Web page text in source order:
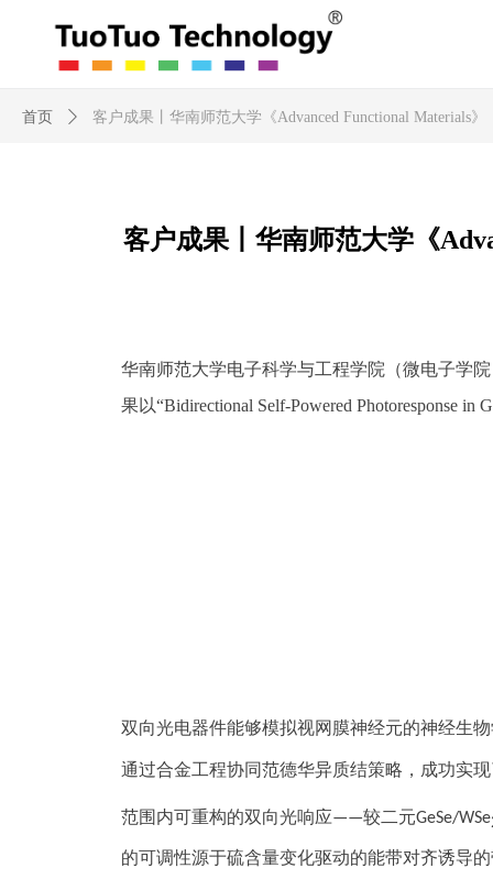
客户成果丨华南师范大学《
华南师范大学电子科学与工程学院（微电子学
果以“Bidirectional Self-Powered Photoresponse in
双向光电器件能够模拟视网膜神经元的神经生
通过合金工程协同范德华异质结策略，成功实现
范围内可重构的双向光响应——较二元GeSe/WSe
的可调性源于硫含量变化驱动的能带对齐诱导
首页 ꄲ 客户成果丨华南师范大学《Advanced Functional Materials